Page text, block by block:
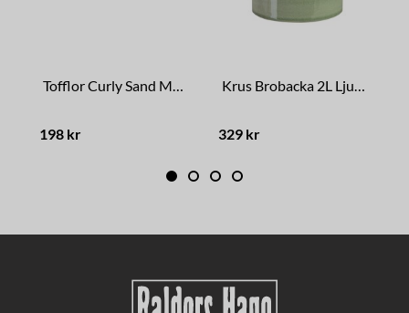
Tofflor Curly Sand Medium
198 kr
Krus Brobacka 2L Ljusgrön Rak
329 kr